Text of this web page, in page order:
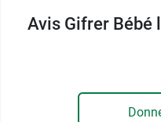
Avis Gifrer Bébé